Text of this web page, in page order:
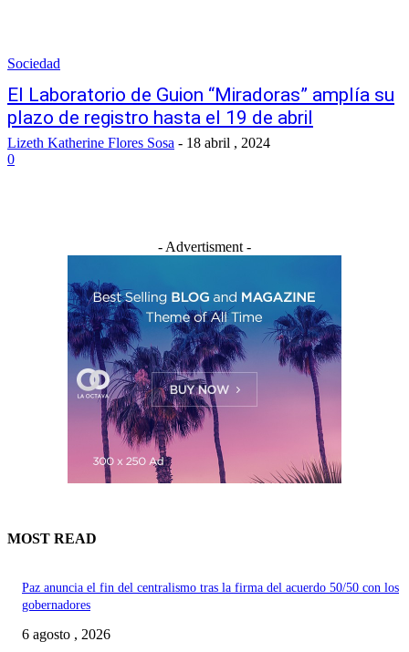
Sociedad
El Laboratorio de Guion “Miradoras” amplía su
plazo de registro hasta el 19 de abril
Lizeth Katherine Flores Sosa - 18 abril , 2024
0
- Advertisment -
MOST READ
Paz anuncia el fin del centralismo tras la firma del acuerdo 50/50 con los
gobernadores
6 agosto , 2026